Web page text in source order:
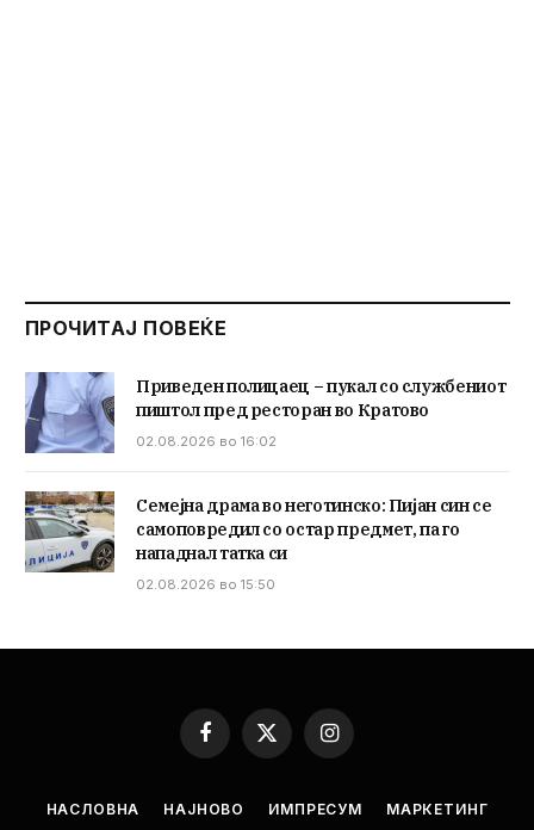
ПРОЧИТАЈ ПОВЕЌЕ
Приведен полицаец – пукал со службениот
пиштол пред ресторан во Кратово
02.08.2026 во 16:02
Семејна драма во неготинско: Пијан син се
самоповредил со остар предмет, па го
нападнал татка си
02.08.2026 во 15:50
Facebook
X
(Twitter)
Instagram
НАСЛОВНА НАЈНОВО ИМПРЕСУМ МАРКЕТИНГ